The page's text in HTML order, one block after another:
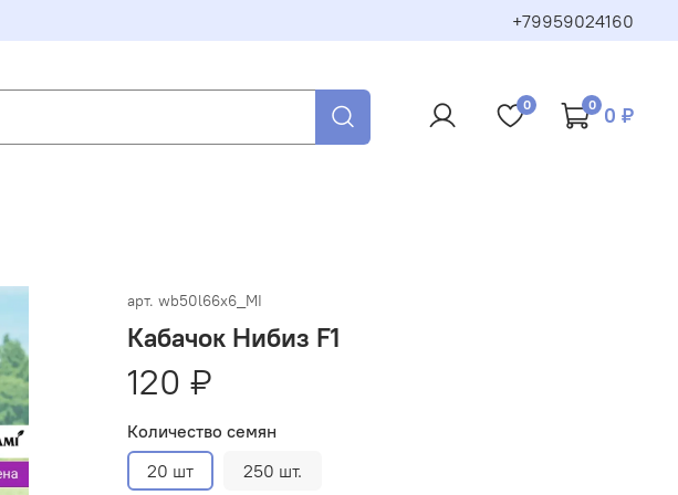
+79959024160
0 0 0 ₽
арт. wb50l66x6_MI
Кабачок Нибиз F1
120 ₽
Количество семян
20 шт
250 шт.